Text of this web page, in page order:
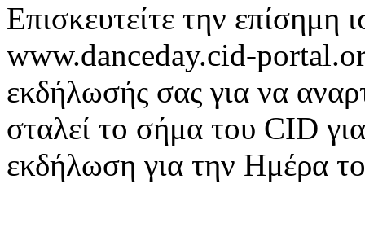
Επισκευτείτε την επίσημη
www.danceday.cid-
εκδήλωσής σας για να
σταλεί το σήμα του CID
εκδήλωση για την Ημέρα